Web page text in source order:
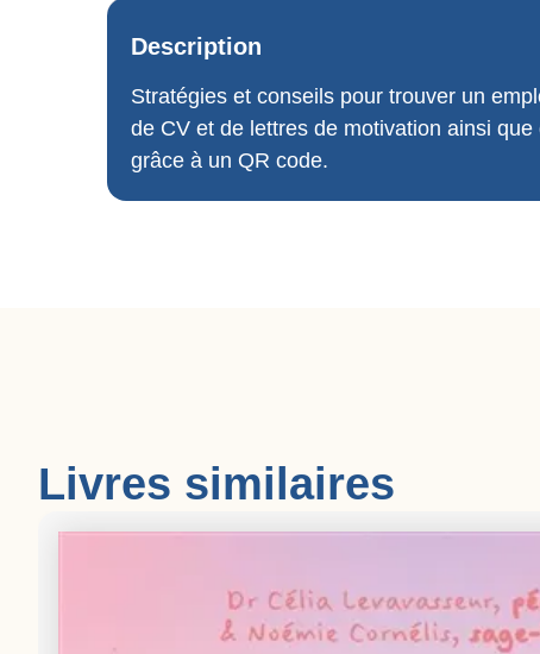
Description
Stratégies et conseils pour trouver un
de CV et de lettres de motivation ainsi
grâce à un QR code.
Livres similaires